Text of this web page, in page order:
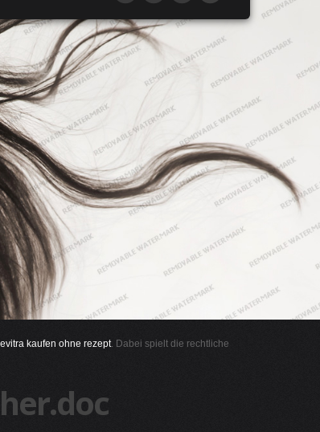
levitra kaufen ohne rezept. Dabei spielt die rechtliche